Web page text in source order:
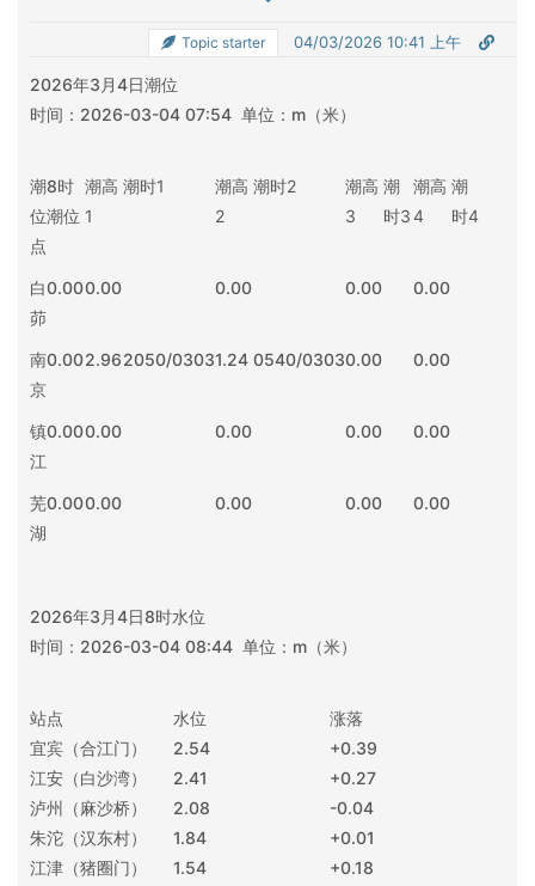
Topic starter 04/03/2026 10:41 上午
2026年3月4日潮位
时间：2026-03-04 07:54 单位：m（米）
潮
位
点
8时
潮位
潮高
1
潮时1
潮高
2
潮时2
潮高
3
潮
时3
潮高
4
潮
时4
白
茆
0.000.00 0.00 0.00 0.00
南
京
0.002.962050/03031.24 0540/03030.00 0.00
镇
江
0.000.00 0.00 0.00 0.00
芜
湖
0.000.00 0.00 0.00 0.00
2026年3月4日8时水位
时间：2026-03-04 08:44 单位：m（米）
站点 水位
涨落
宜宾（合江门）
2.54
+0.39
江安（白沙湾）
2.41
+0.27
泸州（麻沙桥）
2.08
-0.04
朱沱（汉东村）
1.84
+0.01
江津（猪圈门）
1.54
+0.18